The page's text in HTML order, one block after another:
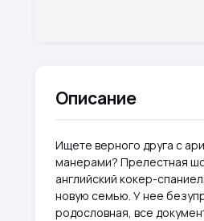
Описание
Ищете верного друга с
манерами? Прелестная
английский кокер-
новую семью. У нее
родословная, все